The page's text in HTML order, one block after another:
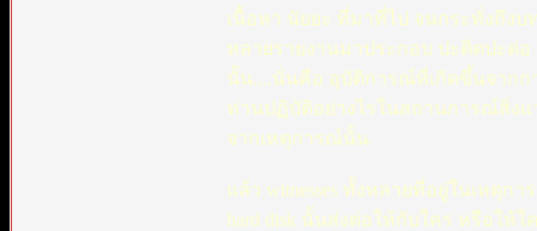
เนื้อหา นัยยะ ที่มาที่ไป จนกระทั่งถึงบ
หลายรายงานมาประกอบ ปะติดปะต่อ
นั้น....นั่นคือ อุบัติการณ์ที่เกิดขึ้นจาก
ท่านปฏิบัติอย่างไรในสถานการณ์สิ่งแ
จากเหตุการณ์นั้น
แล้ว witnesses ทั้งหลายที่อยู่ในเหตุ
hard disk นั้นส่งต่อให้กับใคร หรือให้ใ